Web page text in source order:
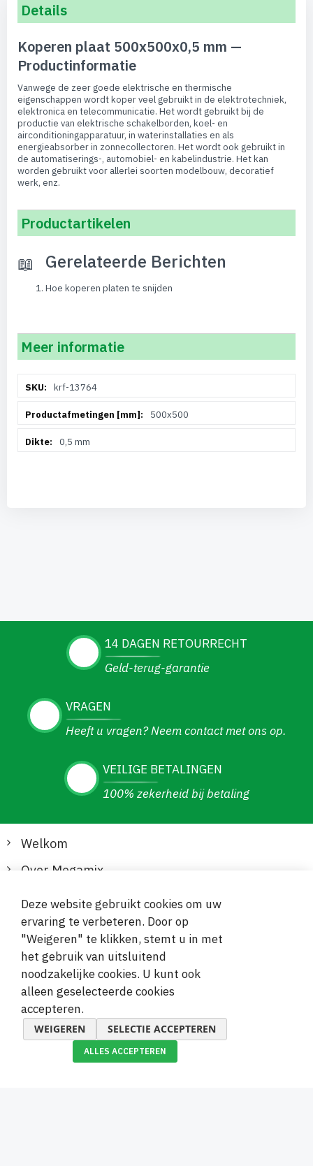
Details
Koperen plaat 500x500x0,5 mm —
Productinformatie
Vanwege de zeer goede elektrische en thermische
eigenschappen wordt koper veel gebruikt in de elektrotechniek,
elektronica en telecommunicatie. Het wordt gebruikt bij de
productie van elektrische schakelborden, koel- en
airconditioningapparatuur, in waterinstallaties en als
energieabsorber in zonnecollectoren. Het wordt ook gebruikt in
de automatiserings-, automobiel- en kabelindustrie. Het kan
worden gebruikt voor allerlei soorten modelbouw, decoratief
werk, enz.
Productartikelen
Gerelateerde Berichten
Hoe koperen platen te snijden
Meer informatie
informatiekrf-13764
500x500
0,5 mm
14 DAGEN RETOURRECHT
Geld-terug-garantie
VRAGEN
Heeft u vragen? Neem contact met ons op.
VEILIGE BETALINGEN
100% zekerheid bij betaling
Welkom
Over Megamix
Informatie
Klantenservice
Veilige en gemakkelijke betalingen
Deze website gebruikt cookies om uw
ervaring te verbeteren. Door op
"Weigeren" te klikken, stemt u in met
het gebruik van uitsluitend
noodzakelijke cookies. U kunt ook
alleen geselecteerde cookies
accepteren.
WEIGEREN SELECTIE ACCEPTEREN
ALLES ACCEPTEREN